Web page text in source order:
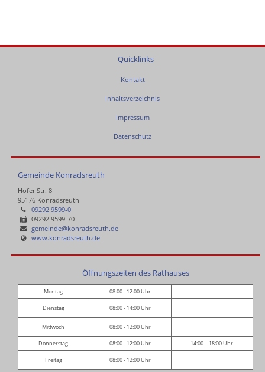
Quicklinks
Kontakt
Inhaltsverzeichnis
Impressum
Datenschutz
Gemeinde Konradsreuth
Hofer Str. 8
95176 Konradsreuth
09292 9599-0
09292 9599-70
gemeinde@konradsreuth.de
www.konradsreuth.de
Öffnungszeiten des Rathauses
Montag 08:00 - 12:00 Uhr
Dienstag 08:00 - 14:00 Uhr
Mittwoch 08:00 - 12:00 Uhr
Donnerstag 08:00 - 12:00 Uhr 14:00 – 18:00 Uhr
Freitag 08:00 - 12:00 Uhr